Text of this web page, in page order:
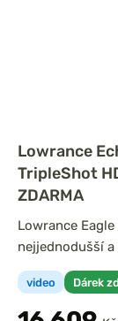
Lowrance
TripleShot
ZDARMA
video Dárek
Lowrance
nejjednodušší